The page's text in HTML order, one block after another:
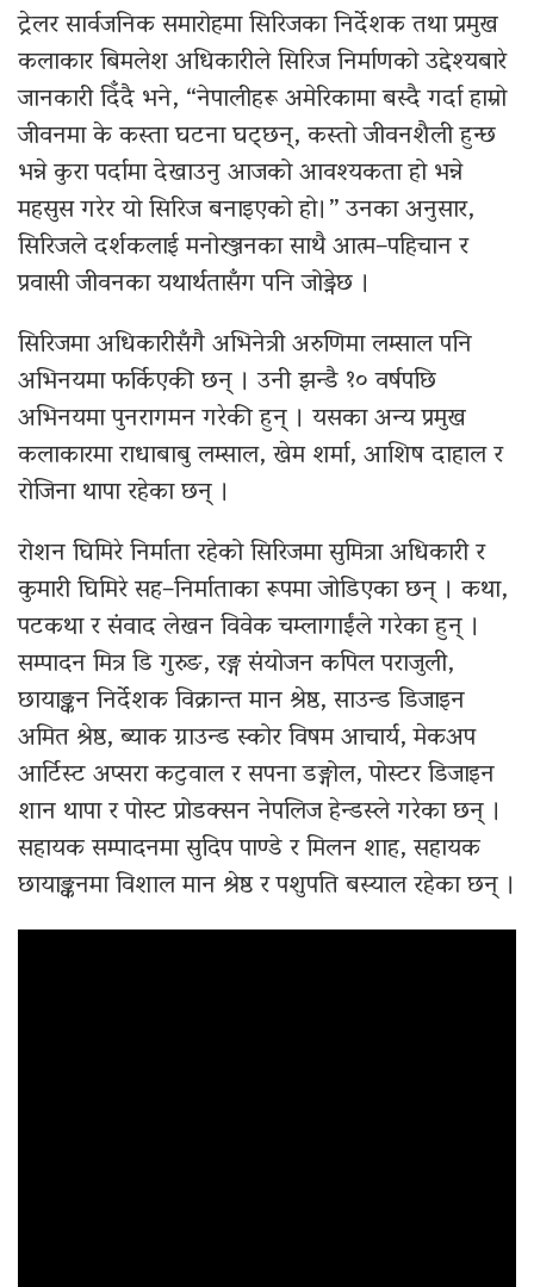
ट्रेलर सार्वजनिक समारोहमा सिरिजका निर्देशक तथा प्रमुख
कलाकार बिमलेश अधिकारीले सिरिज निर्माणको उद्देश्यबारे
जानकारी दिँदै भने, “नेपालीहरू अमेरिकामा बस्दै गर्दा हाम्रो
जीवनमा के कस्ता घटना घट्छन्, कस्तो जीवनशैली हुन्छ
भन्ने कुरा पर्दामा देखाउनु आजको आवश्यकता हो भन्ने
महसुस गरेर यो सिरिज बनाइएको हो।” उनका अनुसार,
सिरिजले दर्शकलाई मनोरञ्जनका साथै आत्म–पहिचान र
प्रवासी जीवनका यथार्थतासँग पनि जोड्नेछ ।
सिरिजमा अधिकारीसँगै अभिनेत्री अरुणिमा लम्साल पनि
अभिनयमा फर्किएकी छन् । उनी झन्डै १० वर्षपछि
अभिनयमा पुनरागमन गरेकी हुन् । यसका अन्य प्रमुख
कलाकारमा राधाबाबु लम्साल, खेम शर्मा, आशिष दाहाल र
रोजिना थापा रहेका छन् ।
रोशन घिमिरे निर्माता रहेको सिरिजमा सुमित्रा अधिकारी र
कुमारी घिमिरे सह–निर्माताका रूपमा जोडिएका छन् । कथा,
पटकथा र संवाद लेखन विवेक चम्लागाईंले गरेका हुन् ।
सम्पादन मित्र डि गुरुङ, रङ्ग संयोजन कपिल पराजुली,
छायाङ्कन निर्देशक विक्रान्त मान श्रेष्ठ, साउन्ड डिजाइन
अमित श्रेष्ठ, ब्याक ग्राउन्ड स्कोर विषम आचार्य, मेकअप
आर्टिस्ट अप्सरा कटुवाल र सपना डङ्गोल, पोस्टर डिजाइन
शान थापा र पोस्ट प्रोडक्सन नेपलिज हेन्डस्ले गरेका छन् ।
सहायक सम्पादनमा सुदिप पाण्डे र मिलन शाह, सहायक
छायाङ्कनमा विशाल मान श्रेष्ठ र पशुपति बस्याल रहेका छन् ।